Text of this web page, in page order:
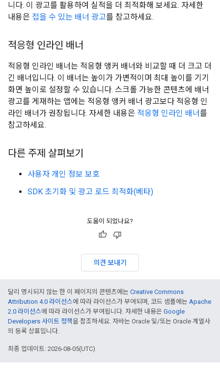
니다. 이 광고를 활용하여 실적을 더 최적화해 보세요. 자세한
내용은 접을 수 있는 배너 광고를 참고하세요.
적응형 인라인 배너
적응형 인라인 배너는 적응형 앵커 배너와 비교할 때 더 크고 더
긴 배너입니다. 이 배너는 높이가 가변적이며 최대 높이를 기기
화면 높이로 설정할 수 있습니다. 스크롤 가능한 콘텐츠에 배너
광고를 게재하는 앱에는 적응형 앵커 배너 광고보다 적응형 인
라인 배너가 권장됩니다. 자세한 내용은 적응형 인라인 배너를
참고하세요.
다른 주제 살펴보기
사용자 개인 정보 보호
SDK 초기화 및 광고 로드 최적화(베타)
도움이 되었나요?
의견 보내기
달리 명시되지 않는 한 이 페이지의 콘텐츠에는 Creative Commons
Attribution 4.0 라이선스에 따라 라이선스가 부여되며, 코드 샘플에는 Apache
2.0 라이선스에 따라 라이선스가 부여됩니다. 자세한 내용은 Google
Developers 사이트 정책을 참조하세요. 자바는 Oracle 및/또는 Oracle 계열사
의 등록 상표입니다.
최종 업데이트: 2026-08-05(UTC)